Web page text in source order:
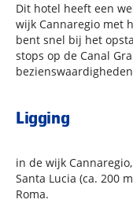
Dit hotel heeft een
wijk Cannaregio met
bent snel bij het
stops op de Canal
Ligging
in de wijk
Santa Lucia (ca. 200
Roma.